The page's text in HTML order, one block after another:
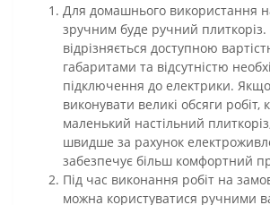
Для домашнього використання
зручним буде ручний плиткоріз.
відрізняється доступною
габаритами та відсутністю
підключення до електрики.
виконувати великі обсяги
маленький настільний
швидше за рахунок
забезпечує більш комфортний
Під час виконання робіт на
можна користуватися ручними